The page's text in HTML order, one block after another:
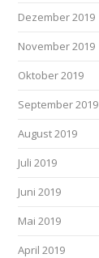
Dezember 2019
November 2019
Oktober 2019
September 2019
August 2019
Juli 2019
Juni 2019
Mai 2019
April 2019